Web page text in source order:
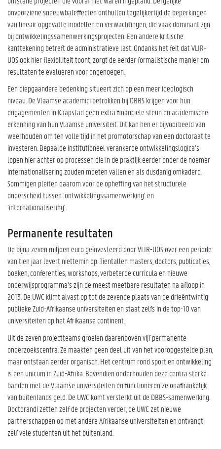
onvoorziene sneeuwbaleffecten onthullen tegelijkertijd de beperkingen
van lineair opgevatte modellen en verwachtingen, die vaak dominant zijn
bij ontwikkelingssamenwerkingsprojecten. Een andere kritische
kanttekening betreft de administratieve last. Ondanks het feit dat VLIR-
UOS ook hier flexibiliteit toont, zorgt de eerder formalistische manier om
resultaten te evalueren voor ongenoegen.
Een diepgaandere bedenking situeert zich op een meer ideologisch
niveau. De Vlaamse academici betrokken bij DBBS krijgen voor hun
engagementen in Kaapstad geen extra financiële steun en academische
erkenning van hun Vlaamse universiteit. Dit kan hen er bijvoorbeeld van
weerhouden om ten volle tijd in het promotorschap van een doctoraat te
investeren. Bepaalde institutioneel verankerde ontwikkelingslogica’s
lopen hier achter op processen die in de praktijk eerder onder de noemer
internationalisering zouden moeten vallen en als dusdanig omkaderd.
Sommigen pleiten daarom voor de opheffing van het structurele
onderscheid tussen ‘ontwikkelingssamenwerking’ en
‘internationalisering’.
Permanente resultaten
De bijna zeven miljoen euro geïnvesteerd door VLIR-UOS over een periode
van tien jaar levert niettemin op. Tientallen masters, doctors, publicaties,
boeken, conferenties, workshops, verbeterde curricula en nieuwe
onderwijsprogramma’s zijn de meest meetbare resultaten na afloop in
2013. De UWC klimt alvast op tot de zevende plaats van de drieëntwintig
publieke Zuid-Afrikaanse universiteiten en staat zelfs in de top-10 van
universiteiten op het Afrikaanse continent.
Uit de zeven projectteams groeien daarenboven vijf permanente
onderzoekscentra. Ze maakten geen deel uit van het vooropgestelde plan,
maar ontstaan eerder organisch. Het centrum rond sport en ontwikkeling
is een unicum in Zuid-Afrika. Bovendien onderhouden deze centra sterke
banden met de Vlaamse universiteiten én functioneren ze onafhankelijk
van buitenlands geld. De UWC komt versterkt uit de DBBS-samenwerking.
Doctorandi zetten zelf de projecten verder, de UWC zet nieuwe
partnerschappen op met andere Afrikaanse universiteiten en ontvangt
zelf vele studenten uit het buitenland.